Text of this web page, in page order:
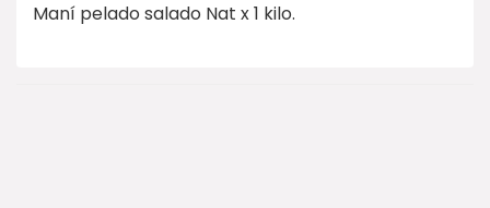
Maní pelado salado Nat x 1 kilo.